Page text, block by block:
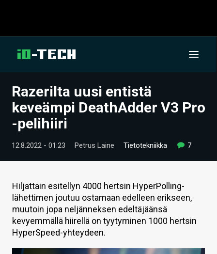
UUTISET
ARTIKKELIT
VIDEOT
TECHBBS
TIETOA
HINTA.FI
KAUPPA
Razerilta uusi entistä
keveämpi DeathAdder V3 Pro
-pelihiiri
12.8.2022 - 01:23 Petrus Laine Tietotekniikka 7
Hiljattain esitellyn 4000 hertsin HyperPolling-
lähettimen joutuu ostamaan edelleen erikseen,
muutoin jopa neljänneksen edeltäjäänsä
kevyemmällä hiirellä on tyytyminen 1000 hertsin
HyperSpeed-yhteydeen.